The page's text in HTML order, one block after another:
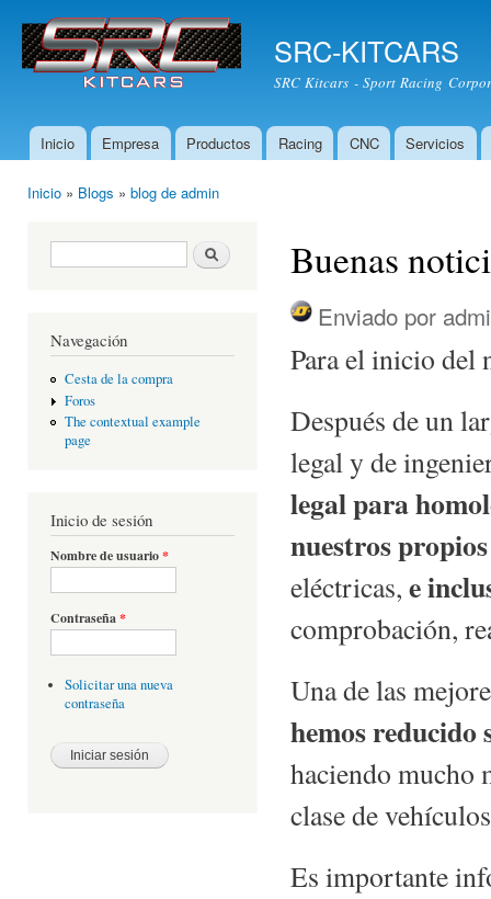
SRC-KITCARS
SRC Kitcars - Sport Racing
Menú principal
Inicio Empresa Productos Racing CNC Servicios
Inicio » Blogs » blog de admin
Formulario de búsquedaBuscar
Navegación
Cesta de la compra
Foros
The contextual example
page
Inicio de sesión
Nombre de usuario*
Contraseña*
Solicitar una nueva
contraseña
Buenas
Enviado por
Para el inicio del
Después de un
legal y de
legal para
nuestros
eléctricas, e
comprobación,
Una de las
hemos reducido
haciendo mucho
clase de
Es importante